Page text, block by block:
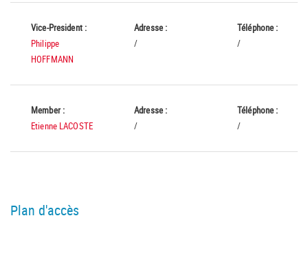
Vice-President :
Philippe
HOFFMANN
Adresse :
/
Téléphone :
/
Member :
Etienne LACOSTE
Adresse :
/
Téléphone :
/
Plan d'accès